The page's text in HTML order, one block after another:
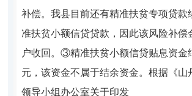
补偿。我县目前还有精准扶贫专项贷款
准扶贫小额信贷贷款，因此该风险补偿
户收回。③精准扶贫小额信贷贴息资金
元，该资金不属于结余资金。根据《山
领导小组办公室关于印发